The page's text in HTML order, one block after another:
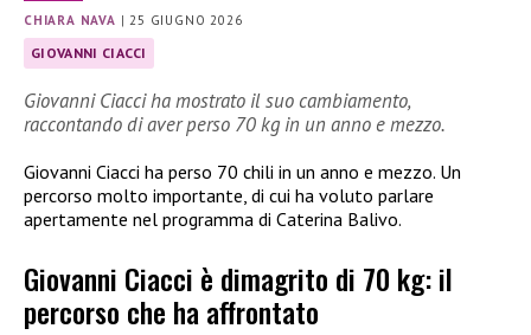
CHIARA NAVA |25 GIUGNO 2026
GIOVANNI CIACCI
Giovanni Ciacci ha mostrato il suo cambiamento,
raccontando di aver perso 70 kg in un anno e mezzo.
Giovanni Ciacci ha perso 70 chili in un anno e mezzo. Un
percorso molto importante, di cui ha voluto parlare
apertamente nel programma di Caterina Balivo.
Giovanni Ciacci è dimagrito di 70 kg: il
percorso che ha affrontato